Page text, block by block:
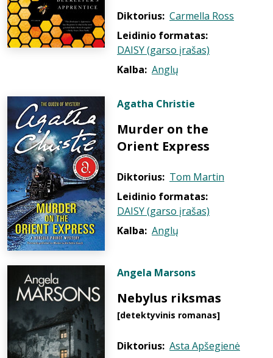
Diktorius: Carmella Ross
Leidinio formatas:
DAISY (garso įrašas)
Kalba: Anglų
Agatha Christie
Murder on the
Orient Express
Diktorius: Tom Martin
Leidinio formatas:
DAISY (garso įrašas)
Kalba: Anglų
Angela Marsons
Nebylus riksmas
[detektyvinis romanas]
Diktorius: Asta Apšegienė